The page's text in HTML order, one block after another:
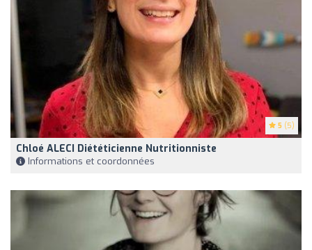
5 (5)
Chloé ALECI Diététicienne Nutritionniste
Informations et coordonnées